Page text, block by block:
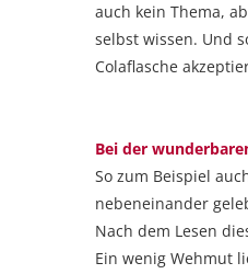
auch kein Thema,
selbst wissen. Und
Colaflasche
Bei der
So zum Beispiel
nebeneinander
Nach dem Lesen
Ein wenig Wehmut